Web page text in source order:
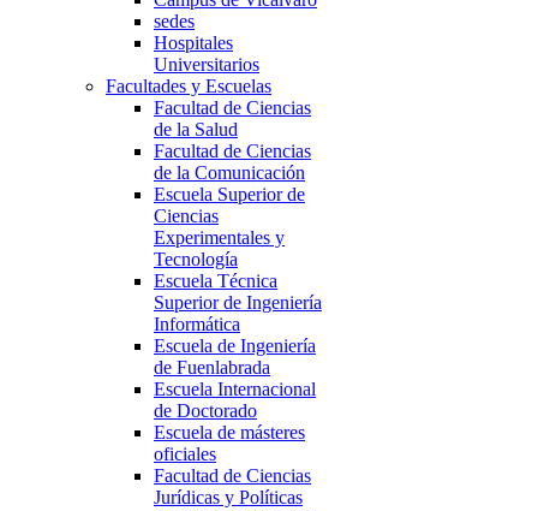
sedes
Hospitales
Universitarios
Facultades y Escuelas
Facultad de Ciencias
de la Salud
Facultad de Ciencias
de la Comunicación
Escuela Superior de
Ciencias
Experimentales y
Tecnología
Escuela Técnica
Superior de Ingeniería
Informática
Escuela de Ingeniería
de Fuenlabrada
Escuela Internacional
de Doctorado
Escuela de másteres
oficiales
Facultad de Ciencias
Jurídicas y Políticas